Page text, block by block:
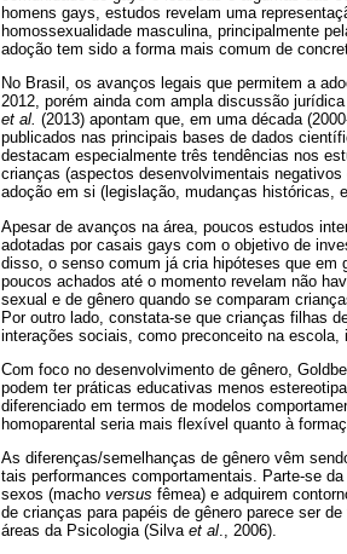
homens gays, estudos revelam uma
homossexualidade masculina, principalmente
adoção tem sido a forma mais comum de
No Brasil, os avanços legais que permitem a
2012, porém ainda com ampla discussão
et al. (2013) apontam que, em uma década
publicados nas principais bases de dados
destacam especialmente três tendências nos
crianças (aspectos desenvolvimentais
adoção em si (legislação, mudanças históricas,
Apesar de avanços na área, poucos estudos
adotadas por casais gays com o objetivo de
disso, o senso comum já cria hipóteses que em
poucos achados até o momento revelam não
sexual e de gênero quando se comparam
Por outro lado, constata-se que crianças filhas
interações sociais, como preconceito na
Com foco no desenvolvimento de gênero,
podem ter práticas educativas menos
diferenciado em termos de modelos
homoparental seria mais flexível quanto à
As diferenças/semelhanças de gênero vêm
tais performances comportamentais. Parte-se
sexos (macho versus fêmea) e adquirem
de crianças para papéis de gênero parece ser
áreas da Psicologia (Silva et al ., 2006).